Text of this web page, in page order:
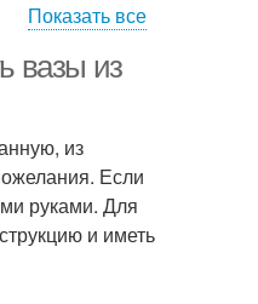
Показать все
вазы из
из
Если
руками. Для
и иметь